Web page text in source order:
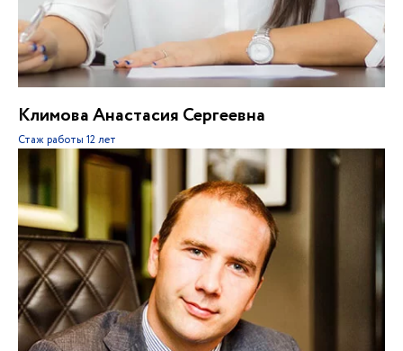
Климова Анастасия Сергеевна
Стаж работы 12 лет